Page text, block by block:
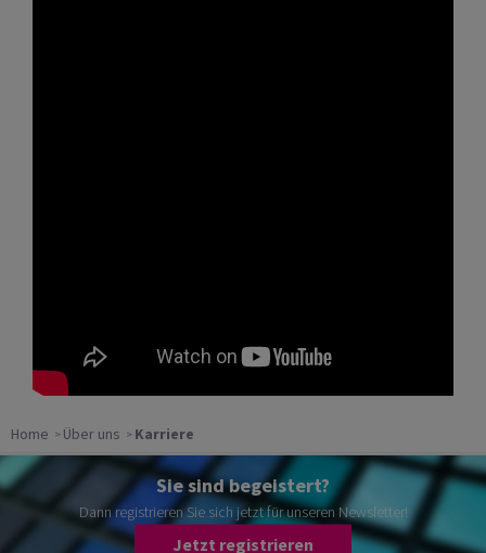
Home Über uns Karriere
Sie sind begeistert?
Dann registrieren Sie sich jetzt für unseren Newsletter!
Jetzt registrieren